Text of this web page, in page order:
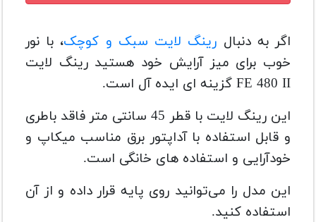
اگر به دنبال رینگ لایت سبک و کوچک، با نور
خوب برای میز آرایش خود هستید رینگ لایت
FE 480 II گزینه ای ایده آل است.
این رینگ لایت با قطر 45 سانتی متر فاقد باطری
و قابل استفاده با آداپتور برق مناسب میکاپ و
خودآرایی و استفاده های خانگی است.
این مدل را می‌توانید روی پایه قرار داده و از آن
استفاده کنید.